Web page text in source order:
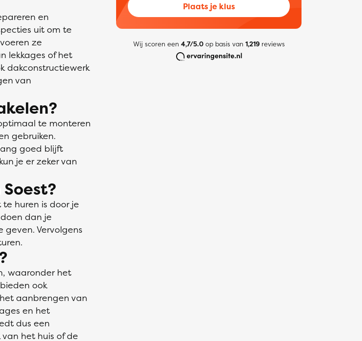
en
uit om te
ze
lekkages of het
dakconstructiewerk
van
te monteren
gebruiken.
goed blijft
je er zeker van
huren is door je
dan je
geven. Vervolgens
waaronder het
ook
aanbrengen van
en het
dus een
het huis of de
Plaats je klus
Wij scoren een 4,7/5.0op basis van 1,219reviews